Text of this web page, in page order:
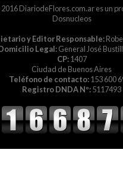
DiariodeFlores.com.ar es un
Dosnucleos
y Editor Responsable:
Legal:General José
CP:1407
Ciudad de Buenos Aires
Teléfono de contacto:153 600
Registro DNDA Nº:5117493